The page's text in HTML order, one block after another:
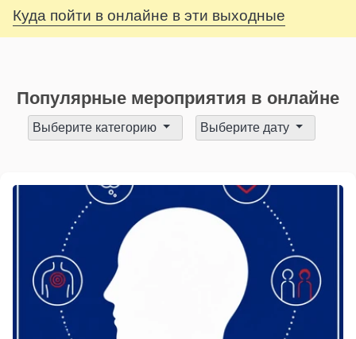
Куда пойти в онлайне в эти выходные
Популярные мероприятия в онлайне
Выберите категорию Выберите дату